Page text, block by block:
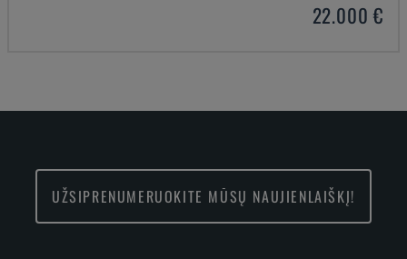
22.000 €
UŽSIPRENUMERUOKITE MŪSŲ NAUJIENLAIŠKĮ!